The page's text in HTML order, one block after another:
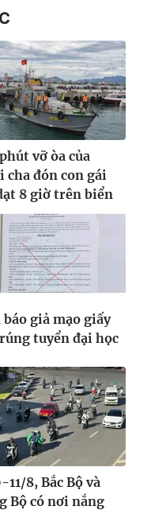
không có sự chấp
khi phát hành lại
vỡ òa của
cha đón con gái
8 giờ trên biển
báo giả mạo giấy
tuyển đại học
11/8, Bắc Bộ và
Bộ có nơi nắng